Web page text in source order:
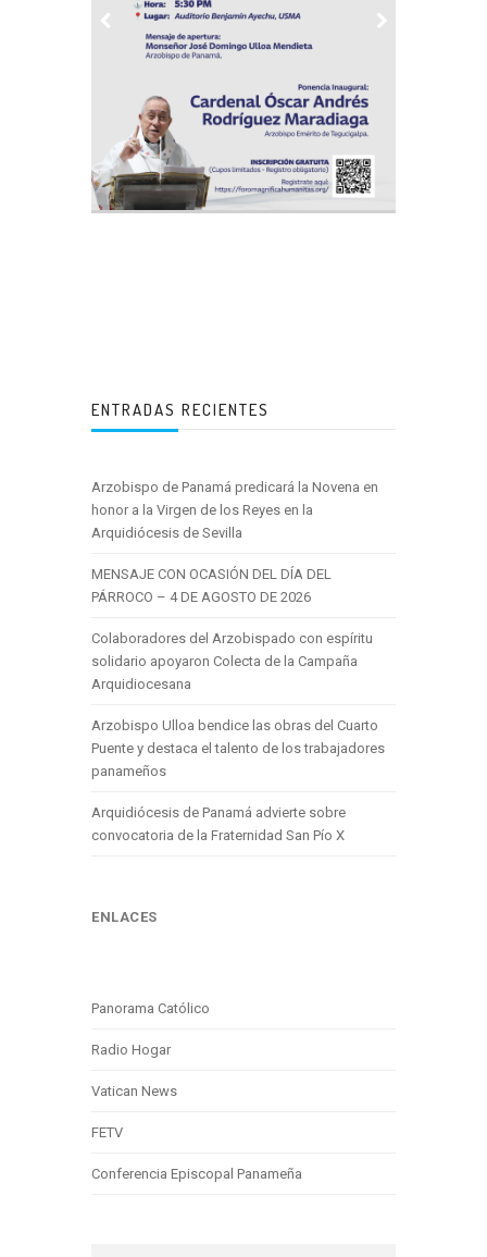
ENTRADAS RECIENTES
Arzobispo de Panamá predicará la Novena en
honor a la Virgen de los Reyes en la
Arquidiócesis de Sevilla
MENSAJE CON OCASIÓN DEL DÍA DEL
PÁRROCO – 4 DE AGOSTO DE 2026
Colaboradores del Arzobispado con espíritu
solidario apoyaron Colecta de la Campaña
Arquidiocesana
Arzobispo Ulloa bendice las obras del Cuarto
Puente y destaca el talento de los trabajadores
panameños
Arquidiócesis de Panamá advierte sobre
convocatoria de la Fraternidad San Pío X
ENLACES
Panorama Católico
Radio Hogar
Vatican News
FETV
Conferencia Episcopal Panameña